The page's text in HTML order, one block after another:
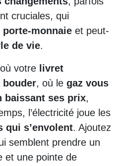
cruciales, qui
monnaie et peut-
de vie.
votre livret
bouder, où le gaz vous
baissant ses prix,
l’électricité joue les
qui s’envolent. Ajoutez
semblent prendre un
et une pointe de